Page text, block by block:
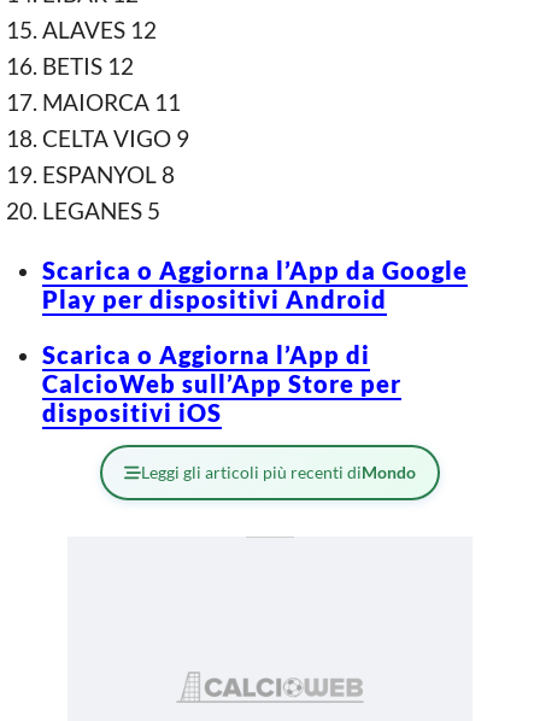
ALAVES 12
BETIS 12
MAIORCA 11
CELTA VIGO 9
ESPANYOL 8
LEGANES 5
Scarica o Aggiorna l’App da Google
Play per dispositivi Android
Scarica o Aggiorna l’App di
CalcioWeb sull’App Store per
dispositivi iOS
Leggi gli articoli più recenti diMondo